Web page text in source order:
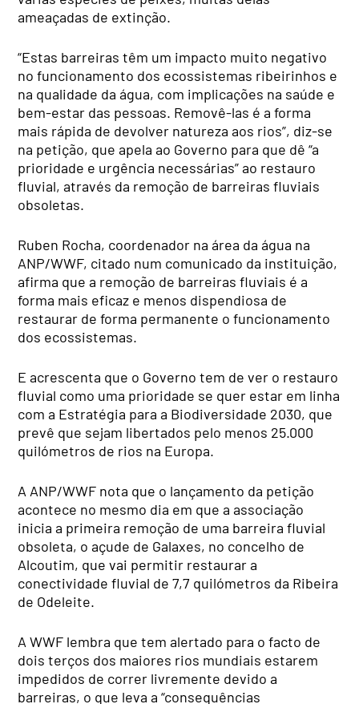
ameaçadas de extinção.
“Estas barreiras têm um impacto muito negativo
no funcionamento dos ecossistemas ribeirinhos e
na qualidade da água, com implicações na saúde e
bem-estar das pessoas. Removê-las é a forma
mais rápida de devolver natureza aos rios”, diz-se
na petição, que apela ao Governo para que dê “a
prioridade e urgência necessárias” ao restauro
fluvial, através da remoção de barreiras fluviais
obsoletas.
Ruben Rocha, coordenador na área da água na
ANP/WWF, citado num comunicado da instituição,
afirma que a remoção de barreiras fluviais é a
forma mais eficaz e menos dispendiosa de
restaurar de forma permanente o funcionamento
dos ecossistemas.
E acrescenta que o Governo tem de ver o restauro
fluvial como uma prioridade se quer estar em linha
com a Estratégia para a Biodiversidade 2030, que
prevê que sejam libertados pelo menos 25.000
quilómetros de rios na Europa.
A ANP/WWF nota que o lançamento da petição
acontece no mesmo dia em que a associação
inicia a primeira remoção de uma barreira fluvial
obsoleta, o açude de Galaxes, no concelho de
Alcoutim, que vai permitir restaurar a
conectividade fluvial de 7,7 quilómetros da Ribeira
de Odeleite.
A WWF lembra que tem alertado para o facto de
dois terços dos maiores rios mundiais estarem
impedidos de correr livremente devido a
barreiras, o que leva a “consequências